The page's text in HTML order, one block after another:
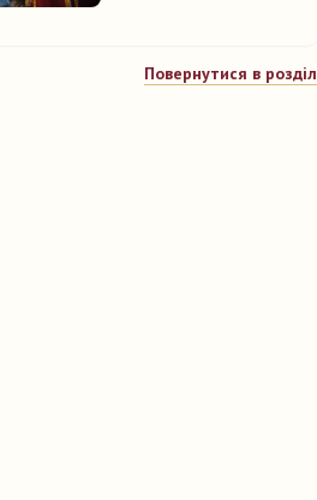
Повернутися в розділ